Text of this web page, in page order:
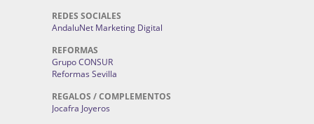
REDES SOCIALES
AndaluNet Marketing Digital
REFORMAS
Grupo CONSUR
Reformas Sevilla
REGALOS / COMPLEMENTOS
Jocafra Joyeros